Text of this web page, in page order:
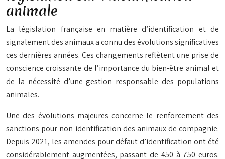
animale
La législation française en matière d’identification et de
signalement des animaux a connu des évolutions significatives
ces dernières années. Ces changements reflètent une prise de
conscience croissante de l’importance du bien-être animal et
de la nécessité d’une gestion responsable des populations
animales.
Une des évolutions majeures concerne le renforcement des
sanctions pour non-identification des animaux de compagnie.
Depuis 2021, les amendes pour défaut d’identification ont été
considérablement augmentées, passant de 450 à 750 euros.